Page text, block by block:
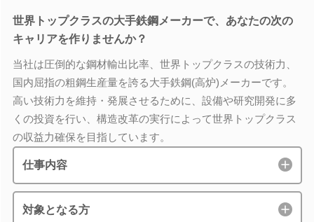
世界トップクラスの大手鉄鋼メーカーで、あなたの次の
キャリアを作りませんか？
当社は圧倒的な鋼材輸出比率、世界トップクラスの技術力、
国内屈指の粗鋼生産量を誇る大手鉄鋼(高炉)メーカーです。
高い技術力を維持・発展させるために、設備や研究開発に多
くの投資を行い、構造改革の実行によって世界トップクラス
の収益力確保を目指しています。
仕事内容
対象となる方